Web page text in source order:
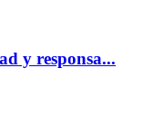
y responsa...